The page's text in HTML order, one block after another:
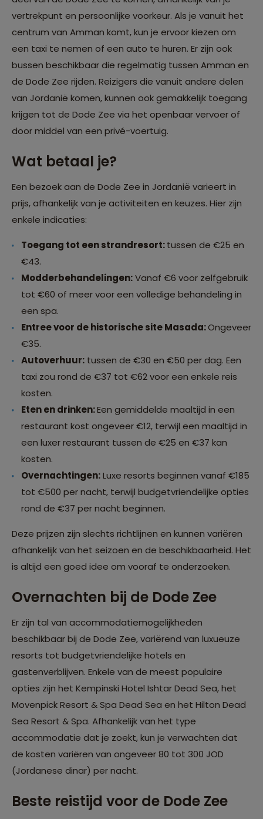
vertrekpunt en persoonlijke voorkeur. Als je vanuit het
centrum van Amman komt, kun je ervoor kiezen om
een taxi te nemen of een auto te huren. Er zijn ook
bussen beschikbaar die regelmatig tussen Amman en
de Dode Zee rijden. Reizigers die vanuit andere delen
van Jordanië komen, kunnen ook gemakkelijk toegang
krijgen tot de Dode Zee via het openbaar vervoer of
door middel van een privé-voertuig.
Wat betaal je?
Een bezoek aan de Dode Zee in Jordanië varieert in
prijs, afhankelijk van je activiteiten en keuzes. Hier zijn
enkele indicaties:
Toegang tot een strandresort:tussen de €25 en
€43.
Modderbehandelingen:Vanaf €6 voor zelfgebruik
tot €60 of meer voor een volledige behandeling in
een spa.
Entree voor de historische site Masada:Ongeveer
€35.
Autoverhuur: tussen de €30 en €50 per dag. Een
taxi zou rond de €37 tot €62 voor een enkele reis
kosten.
Eten en drinken:Een gemiddelde maaltijd in een
restaurant kost ongeveer €12, terwijl een maaltijd in
een luxer restaurant tussen de €25 en €37 kan
kosten.
Overnachtingen:Luxe resorts beginnen vanaf €185
tot €500 per nacht, terwijl budgetvriendelijke opties
rond de €37 per nacht beginnen.
Deze prijzen zijn slechts richtlijnen en kunnen variëren
afhankelijk van het seizoen en de beschikbaarheid. Het
is altijd een goed idee om vooraf te onderzoeken.
Overnachten bij de Dode Zee
Er zijn tal van accommodatiemogelijkheden
beschikbaar bij de Dode Zee, variërend van luxueuze
resorts tot budgetvriendelijke hotels en
gastenverblijven. Enkele van de meest populaire
opties zijn het Kempinski Hotel Ishtar Dead Sea, het
Movenpick Resort & Spa Dead Sea en het Hilton Dead
Sea Resort & Spa. Afhankelijk van het type
accommodatie dat je zoekt, kun je verwachten dat
de kosten variëren van ongeveer 80 tot 300 JOD
(Jordanese dinar) per nacht.
Beste reistijd voor de Dode Zee